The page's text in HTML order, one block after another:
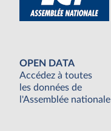
OPEN DATA
Accédez à toutes
les données de
l'Assemblée nationale